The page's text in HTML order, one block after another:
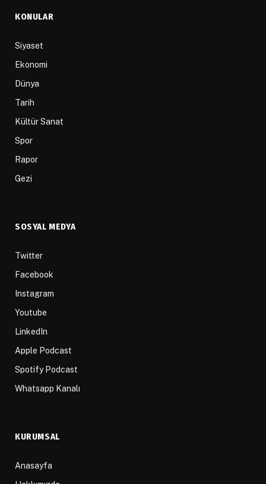
KONULAR
Siyaset
Ekonomi
Dünya
Tarih
Kültür Sanat
Spor
Rapor
Gezi
SOSYAL MEDYA
Twitter
Facebook
Instagram
Youtube
LinkedIn
Apple Podcast
Spotify Podcast
Whatsapp Kanalı
KURUMSAL
Anasayfa